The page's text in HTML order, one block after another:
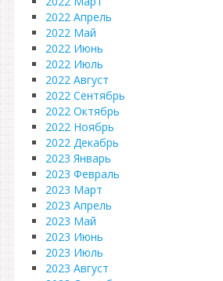
2022 Апрель
2022 Май
2022 Июнь
2022 Июль
2022 Август
2022 Сентябрь
2022 Октябрь
2022 Ноябрь
2022 Декабрь
2023 Январь
2023 Февраль
2023 Март
2023 Апрель
2023 Май
2023 Июнь
2023 Июль
2023 Август